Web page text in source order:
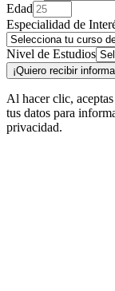
Edad
Especialidad de
Nivel de Estudios
¡Quiero recibir
Al hacer clic,
tus datos para
privacidad.